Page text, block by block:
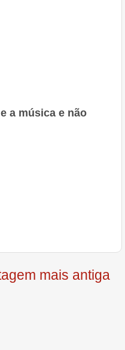
a música e não
mais antiga